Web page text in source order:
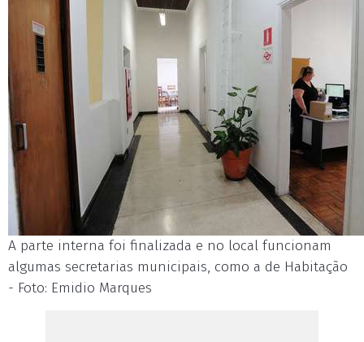
A parte interna foi finalizada e no local funcionam
algumas secretarias municipais, como a de Habitação
- Foto: Emidio Marques